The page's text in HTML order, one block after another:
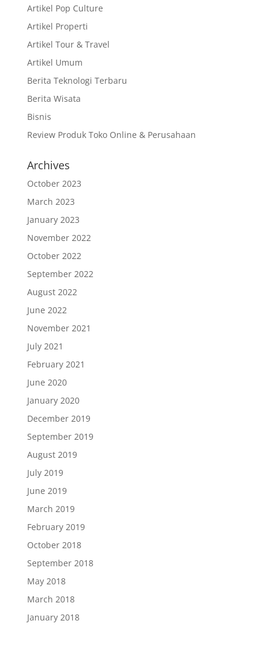
Artikel Pop Culture
Artikel Properti
Artikel Tour & Travel
Artikel Umum
Berita Teknologi Terbaru
Berita Wisata
Bisnis
Review Produk Toko Online & Perusahaan
Archives
October 2023
March 2023
January 2023
November 2022
October 2022
September 2022
August 2022
June 2022
November 2021
July 2021
February 2021
June 2020
January 2020
December 2019
September 2019
August 2019
July 2019
June 2019
March 2019
February 2019
October 2018
September 2018
May 2018
March 2018
January 2018